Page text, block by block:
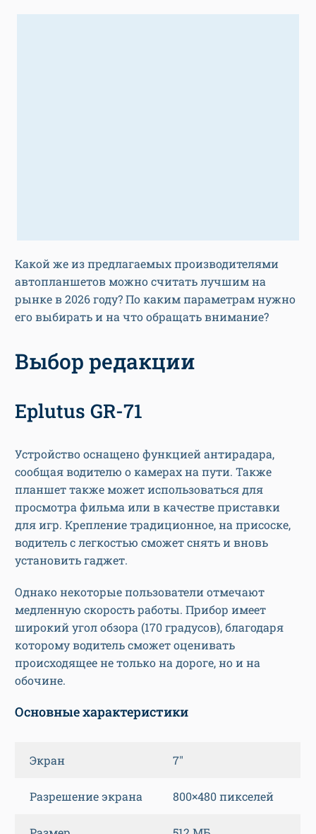
Какой же из предлагаемых производителями
автопланшетов можно считать лучшим на
рынке в 2026 году? По каким параметрам нужно
его выбирать и на что обращать внимание?
Выбор редакции
Eplutus GR-71
Устройство оснащено функцией антирадара,
сообщая водителю о камерах на пути. Также
планшет также может использоваться для
просмотра фильма или в качестве приставки
для игр. Крепление традиционное, на присоске,
водитель с легкостью сможет снять и вновь
установить гаджет.
Однако некоторые пользователи отмечают
медленную скорость работы. Прибор имеет
широкий угол обзора (170 градусов), благодаря
которому водитель сможет оценивать
происходящее не только на дороге, но и на
обочине.
Основные характеристики
Экран 7″
Разрешение экрана 800×480 пикселей